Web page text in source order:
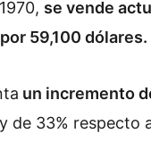
se vende
59,100 dólares.
un incremento
y de 33% respecto